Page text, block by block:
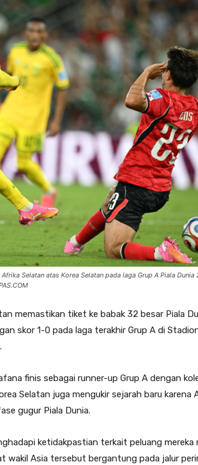
Selatan atas Korea Selatan pada laga Grup A Piala
memastikan tiket ke babak 32 besar Piala
skor 1-0 pada laga terakhir Grup A di
finis sebagai runner-up Grup A dengan
Selatan juga mengukir sejarah baru karena
gugur Piala Dunia.
ketidakpastian terkait peluang mereka
wakil Asia tersebut bergantung pada jalur